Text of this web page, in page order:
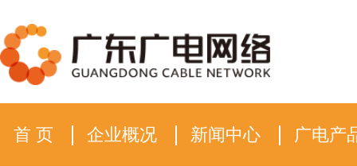
首 页 企业概况 新闻中心 广电产